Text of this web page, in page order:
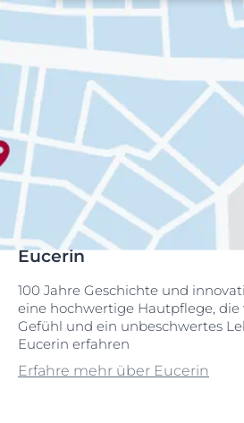
Eucerin
100 Jahre Geschichte und
eine hochwertige Hautpflege,
Gefühl und ein unbeschwertes
Eucerin erfahren
Erfahre mehr über Eucerin